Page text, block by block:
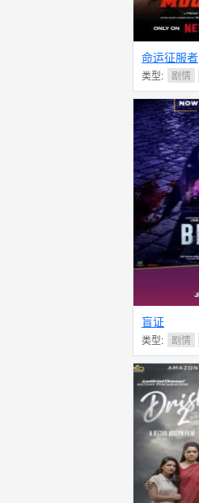
命运征服者
类型: 剧情
盲证
类型: 剧情